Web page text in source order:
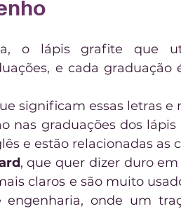
o lápis grafite que
e cada graduação
significam essas letras e
nas graduações dos lápis
e estão relacionadas as
, que quer dizer duro
claros e são muito
engenharia, onde um